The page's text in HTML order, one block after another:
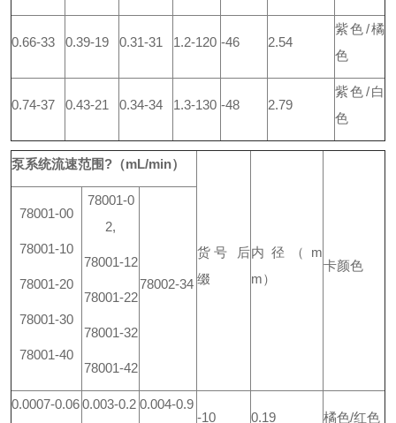
0.66-33 0.39-19 0.31-31 1.2-120 -46 2.54
紫色/橘
色
0.74-37 0.43-21 0.34-34 1.3-130 -48 2.79
紫色/白
色
泵系统流速范围?（mL/min）
货号 后
缀
内径（m
m）
卡颜色
78001-00
78001-10
78001-20
78001-30
78001-40
78001-0
2,
78001-12
78001-22
78001-32
78001-42
78002-34
0.0007-0.060.003-0.2 0.004-0.9
-10 0.19 橘色/红色